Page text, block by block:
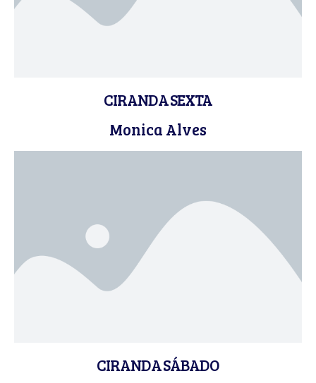
CIRANDA SEXTA
Monica Alves
CIRANDA SÁBADO